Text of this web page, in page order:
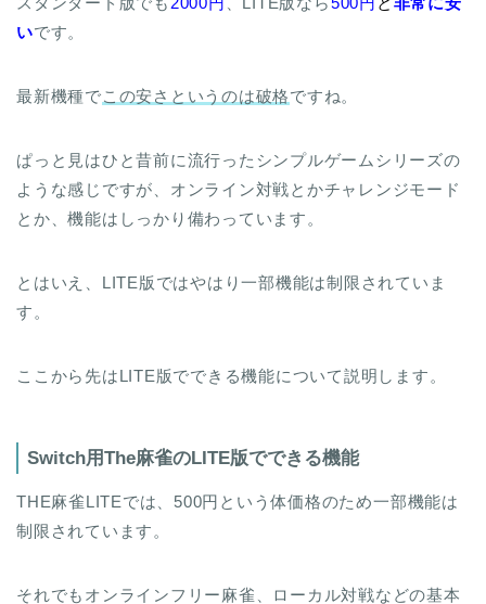
スタンダード版でも2000円 、LITE版なら500円 と 非常に安
い です。
最新機種で この安さというのは破格 ですね。
ぱっと見はひと昔前に流行ったシンプルゲームシリーズの
ような感じですが、オンライン対戦とかチャレンジモード
とか、機能はしっかり備わっています。
とはいえ、LITE版ではやはり一部機能は制限されていま
す。
ここから先はLITE版でできる機能について説明します。
Switch用The麻雀のLITE版でできる機能
THE麻雀LITEでは、500円という体価格のため一部機能は
制限されています。